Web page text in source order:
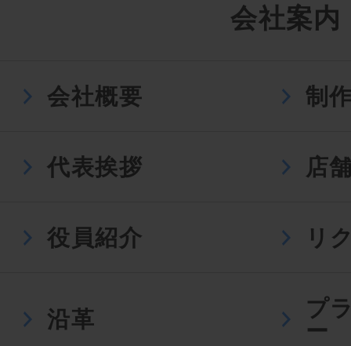
会社案内
会社概要 制
代表挨拶 店
役員紹介 リ
沿革
プ
ー